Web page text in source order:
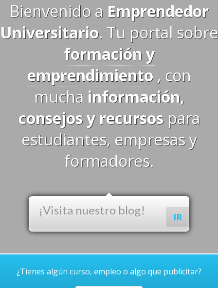
Bienvenido a Emprendedor
Universitario. Tu portal sobre
formación y
emprendimiento , con
mucha información,
consejos y recursospara
estudiantes, empresas y
formadores.
IR
¡Visita nuestro blog!
¿Tienes algún curso, empleo o algo que publicitar?